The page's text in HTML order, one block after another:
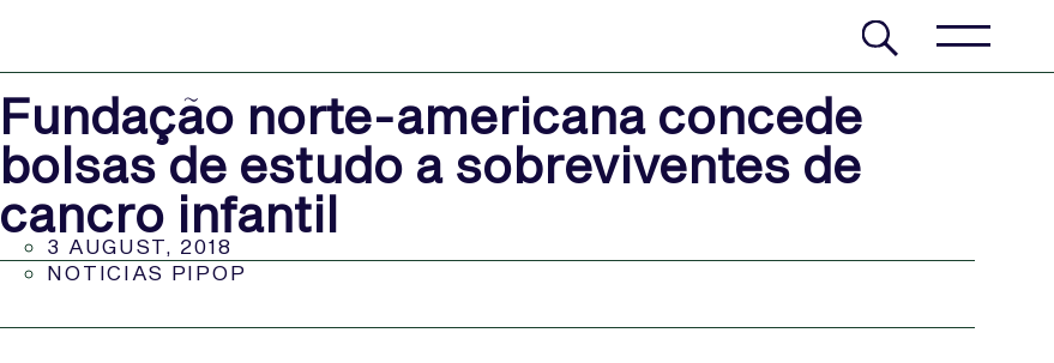
Fundação norte-americana concede
bolsas de estudo a sobreviventes de
cancro infantil
3 AUGUST, 2018
NOTICIAS PIPOP